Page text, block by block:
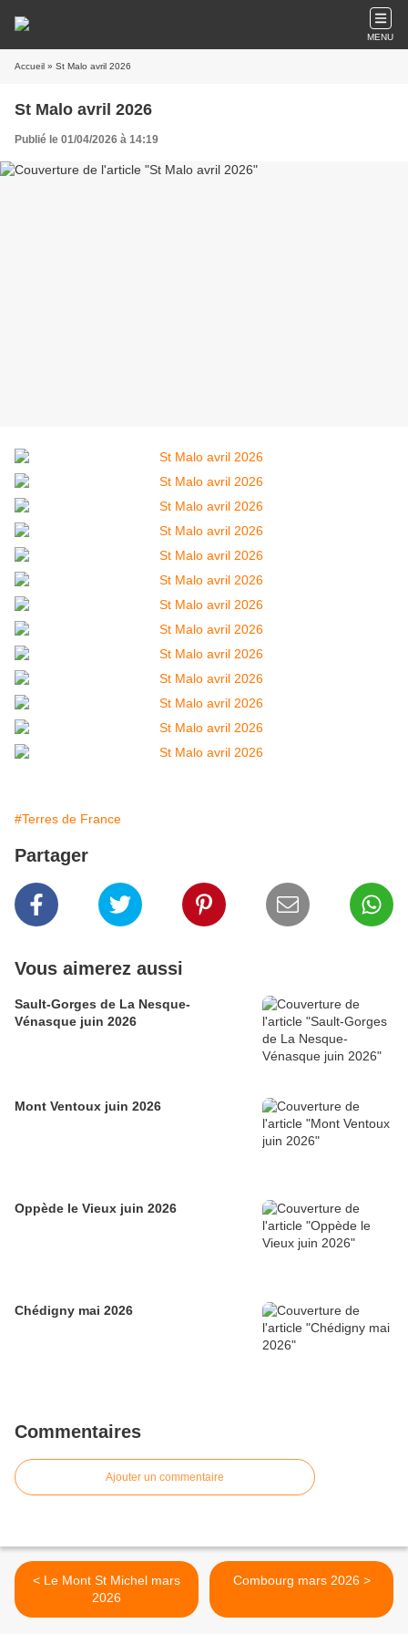
MENU
Accueil » St Malo avril 2026
St Malo avril 2026
Publié le 01/04/2026 à 14:19
#Terres de France
Partager
Vous aimerez aussi
Sault-Gorges de La Nesque-
Vénasque juin 2026
Mont Ventoux juin 2026
Oppède le Vieux juin 2026
Chédigny mai 2026
Commentaires
Ajouter un commentaire
< Le Mont St Michel mars
2026
Combourg mars 2026 >